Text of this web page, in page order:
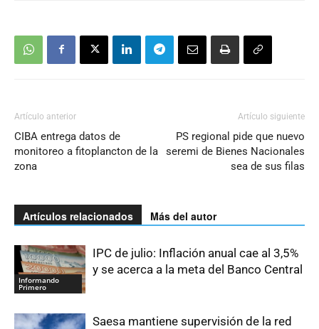
Artículo anterior
CIBA entrega datos de
monitoreo a fitoplancton de la
zona
Artículo siguiente
PS regional pide que nuevo
seremi de Bienes Nacionales
sea de sus filas
Artículos relacionados Más del autor
Informando
Primero
IPC de julio: Inflación anual cae al 3,5%
y se acerca a la meta del Banco Central
Saesa mantiene supervisión de la red